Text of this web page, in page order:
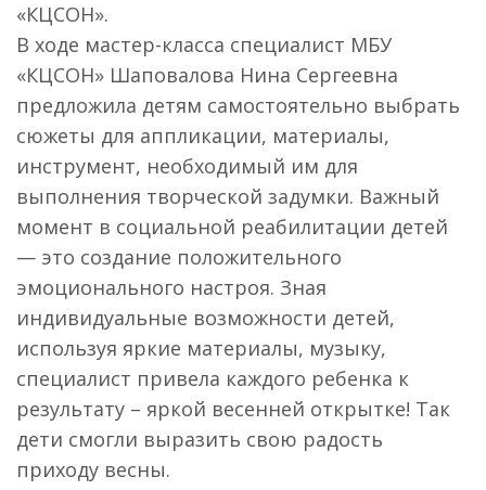
«КЦСОН».
В ходе мастер-класса специалист МБУ
«КЦСОН» Шаповалова Нина Сергеевна
предложила детям самостоятельно выбрать
сюжеты для аппликации, материалы,
инструмент, необходимый им для
выполнения творческой задумки. Важный
момент в социальной реабилитации детей
— это создание положительного
эмоционального настроя. Зная
индивидуальные возможности детей,
используя яркие материалы, музыку,
специалист привела каждого ребенка к
результату – яркой весенней открытке! Так
дети смогли выразить свою радость
приходу весны.